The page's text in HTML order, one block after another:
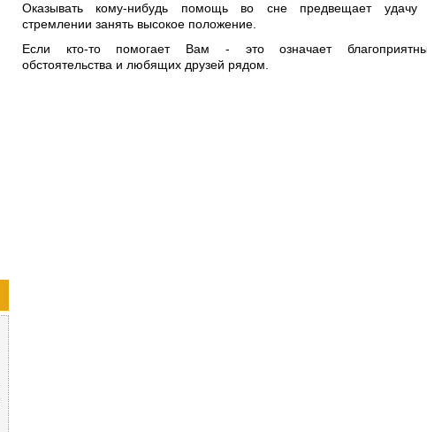
Оказывать кому-нибудь помощь во сне предвещает удачу
стремлении занять высокое положение.
Если кто-то помогает Вам - это означает
обстоятельства и любящих друзей рядом.